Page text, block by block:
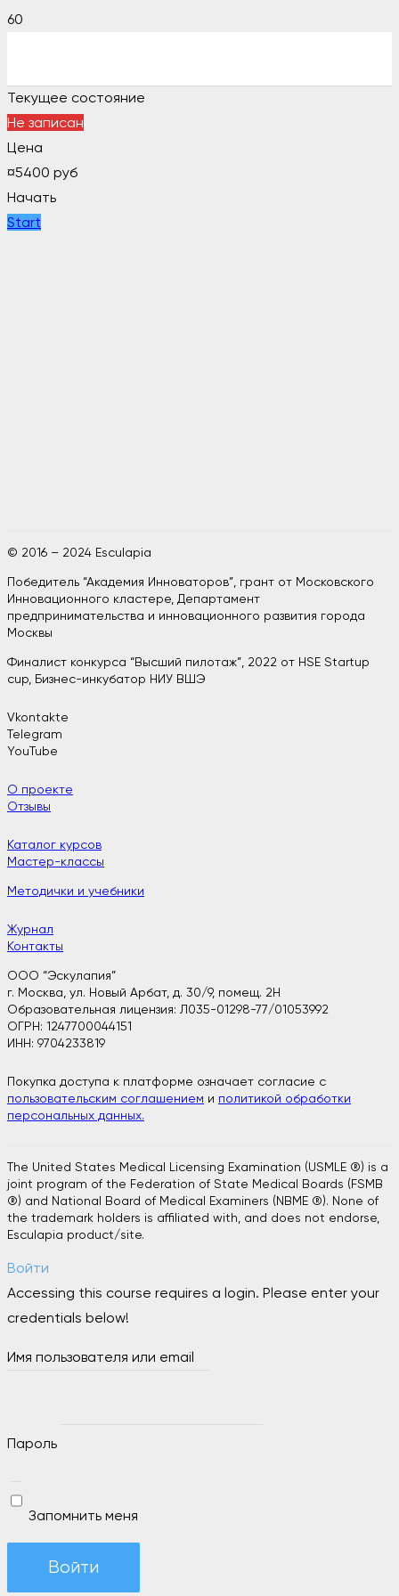
Текущее состояние
Не записан
Цена
¤5400 руб
Начать
Start
© 2016 – 2024 Esculapia
Победитель “Академия Инноваторов”, грант от Московского
Инновационного кластере, Департамент
предпринимательства и инновационного развития города
Москвы
Финалист конкурса “Высший пилотаж”, 2022 от HSE Startup
cup, Бизнес-инкубатор НИУ ВШЭ
Vkontakte
Telegram
YouTube
О проекте
Отзывы
Каталог курсов
Мастер-классы
Методички и учебники
Журнал
Контакты
ООО “Эскулапия”
г. Москва, ул. Новый Арбат, д. 30/9, помещ. 2H
Образовательная лицензия: Л035-01298-77/01053992
ОГРН: 1247700044151
ИНН: 9704233819
Покупка доступа к платформе означает согласие с
пользовательским соглашением и политикой обработки
персональных данных.
The United States Medical Licensing Examination (USMLE ®) is a
joint program of the Federation of State Medical Boards (FSMB
®) and National Board of Medical Examiners (NBME ®). None of
the trademark holders is affiliated with, and does not endorse,
Esculapia product/site.
Войти
Accessing this course requires a login. Please enter your
credentials below!
Имя пользователя или email
Пароль
Запомнить меня